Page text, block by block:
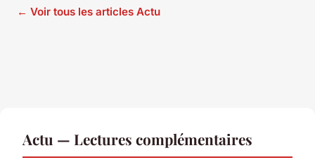
← Voir tous les articles Actu
Actu — Lectures complémentaires